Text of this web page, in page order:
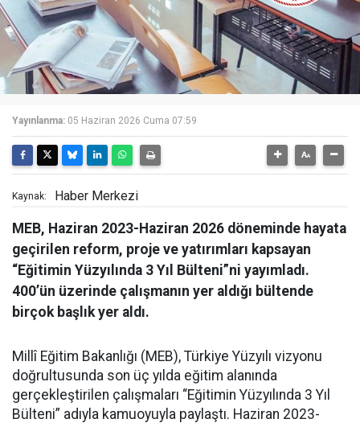
Yayınlanma: 05 Haziran 2026 Cuma 07:59
Kaynak: Haber Merkezi
MEB, Haziran 2023-Haziran 2026 döneminde hayata
geçirilen reform, proje ve yatırımları kapsayan
“Eğitimin Yüzyılında 3 Yıl Bülteni”ni yayımladı.
400’ün üzerinde çalışmanın yer aldığı bültende
birçok başlık yer aldı.
Millî Eğitim Bakanlığı (MEB), Türkiye Yüzyılı vizyonu
doğrultusunda son üç yılda eğitim alanında
gerçekleştirilen çalışmaları “Eğitimin Yüzyılında 3 Yıl
Bülteni” adıyla kamuoyuyla paylaştı. Haziran 2023-